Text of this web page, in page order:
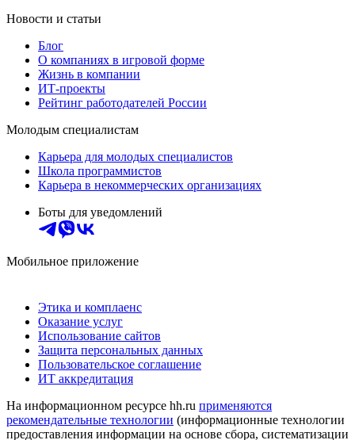
Новости и статьи
Блог
О компаниях в игровой форме
Жизнь в компании
ИТ-проекты
Рейтинг работодателей России
Молодым специалистам
Карьера для молодых специалистов
Школа программистов
Карьера в некоммерческих организациях
Боты для уведомлений
Мобильное приложение
Этика и комплаенс
Оказание услуг
Использование сайтов
Защита персональных данных
Пользовательское соглашение
ИТ аккредитация
На информационном ресурсе hh.ru применяются
рекомендательные технологии (информационные технологии
предоставления информации на основе сбора, систематизации